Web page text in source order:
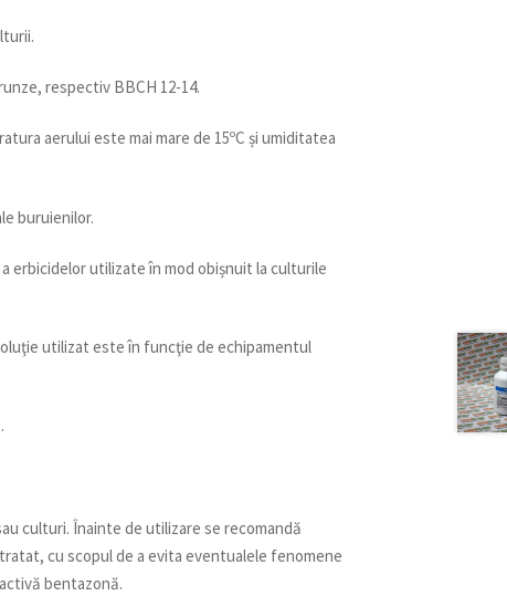
respectiv BBCH 12-14.
aerului este mai mare de 15ºC și umiditatea
buruienilor.
erbicidelor utilizate în mod obișnuit la culturile
utilizat este în funcţie de echipamentul
.
culturi. Înainte de utilizare se recomandă
cu scopul de a evita eventualele fenomene
bentazonă.